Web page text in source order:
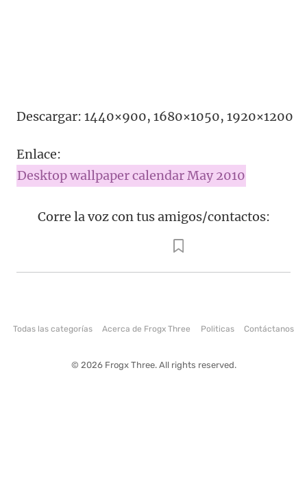
Descargar: 1440×900, 1680×1050, 1920×1200
Enlace:
Desktop wallpaper calendar May 2010
Corre la voz con tus amigos/contactos:
Todas las categorías Acerca de Frogx Three Politicas Contáctanos
© 2026 Frogx Three. All rights reserved.